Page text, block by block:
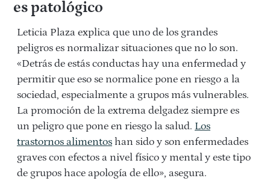
es patológico
Leticia Plaza explica que uno de los grandes
peligros es normalizar situaciones que no lo son.
«Detrás de estás conductas hay una enfermedad y
permitir que eso se normalice pone en riesgo a la
sociedad, especialmente a grupos más vulnerables.
La promoción de la extrema delgadez siempre es
un peligro que pone en riesgo la salud. Los
trastornos alimentos han sido y son enfermedades
graves con efectos a nivel físico y mental y este tipo
de grupos hace apología de ello», asegura.